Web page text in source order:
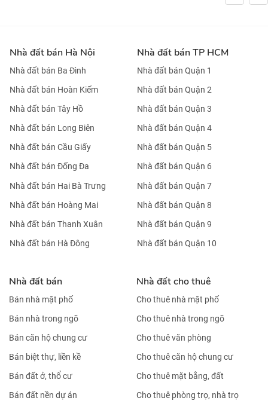
Nhà đất bán Hà Nội
Nhà đất bán Ba Đình
Nhà đất bán Hoàn Kiếm
Nhà đất bán Tây Hồ
Nhà đất bán Long Biên
Nhà đất bán Cầu Giấy
Nhà đất bán Đống Đa
Nhà đất bán Hai Bà Trưng
Nhà đất bán Hoàng Mai
Nhà đất bán Thanh Xuân
Nhà đất bán Hà Đông
Nhà đất bán TP HCM
Nhà đất bán Quận 1
Nhà đất bán Quận 2
Nhà đất bán Quận 3
Nhà đất bán Quận 4
Nhà đất bán Quận 5
Nhà đất bán Quận 6
Nhà đất bán Quận 7
Nhà đất bán Quận 8
Nhà đất bán Quận 9
Nhà đất bán Quận 10
Nhà đất bán
Bán nhà mặt phố
Bán nhà trong ngõ
Bán căn hộ chung cư
Bán biệt thự, liền kề
Bán đất ở, thổ cư
Bán đất nền dự án
Nhà đất cho thuê
Cho thuê nhà mặt phố
Cho thuê nhà trong ngõ
Cho thuê văn phòng
Cho thuê căn hộ chung cư
Cho thuê mặt bằng, đất
Cho thuê phòng trọ, nhà trọ